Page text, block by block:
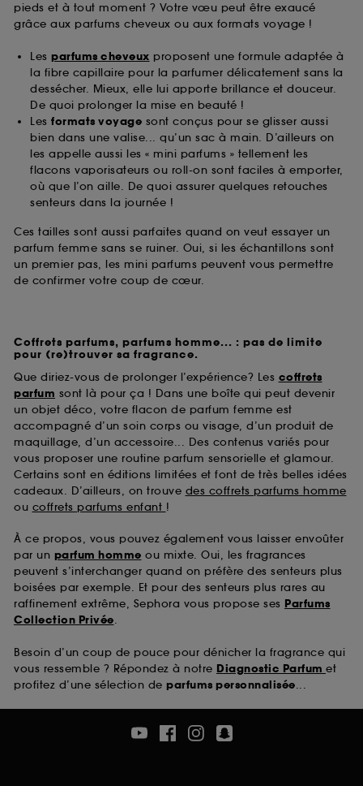
pieds et à tout moment ? Votre vœu peut être exaucé
grâce aux parfums cheveux ou aux formats voyage !
Les parfums cheveux proposent une formule adaptée à
la fibre capillaire pour la parfumer délicatement sans la
dessécher. Mieux, elle lui apporte brillance et douceur.
De quoi prolonger la mise en beauté !
Les formats voyage sont conçus pour se glisser aussi
bien dans une valise... qu’un sac à main. D’ailleurs on
les appelle aussi les « mini parfums » tellement les
flacons vaporisateurs ou roll-on sont faciles à emporter,
où que l’on aille. De quoi assurer quelques retouches
senteurs dans la journée !
Ces tailles sont aussi parfaites quand on veut essayer un
parfum femme sans se ruiner. Oui, si les échantillons sont
un premier pas, les mini parfums peuvent vous permettre
de confirmer votre coup de cœur.
Coffrets parfums, parfums homme... : pas de limite
pour (re)trouver sa fragrance.
Que diriez-vous de prolonger l’expérience? Les coffrets
parfum sont là pour ça ! Dans une boîte qui peut devenir
un objet déco, votre flacon de parfum femme est
accompagné d’un soin corps ou visage, d’un produit de
maquillage, d’un accessoire... Des contenus variés pour
vous proposer une routine parfum sensorielle et glamour.
Certains sont en éditions limitées et font de très belles idées
cadeaux. D’ailleurs, on trouve des coffrets parfums homme
ou coffrets parfums enfant !
À ce propos, vous pouvez également vous laisser envoûter
par un parfum homme ou mixte. Oui, les fragrances
peuvent s’interchanger quand on préfère des senteurs plus
boisées par exemple. Et pour des senteurs plus rares au
raffinement extrême, Sephora vous propose ses Parfums
Collection Privée.
Besoin d’un coup de pouce pour dénicher la fragrance qui
vous ressemble ? Répondez à notre Diagnostic Parfum et
profitez d’une sélection de parfums personnalisée...